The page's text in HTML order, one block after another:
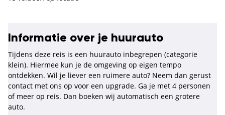
Informatie over je huurauto
Tijdens deze reis is een huurauto inbegrepen (categorie
klein). Hiermee kun je de omgeving op eigen tempo
ontdekken. Wil je liever een ruimere auto? Neem dan gerust
contact met ons op voor een upgrade. Ga je met 4 personen
of meer op reis. Dan boeken wij automatisch een grotere
auto.